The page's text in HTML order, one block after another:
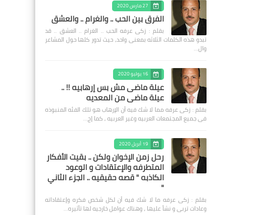
27 مارس 2020
الفرق بين الحب .. والغرام .. والعشق
بقلم : زكى عرفه الحب .. الغرام .. العشق .. قد
تبدو هذه الكلمات الثلاثه بمعنى واحد، حيث تدور كلها حول المشاعر
وال…
16 يوليو 2020
عيلة ماضى مش بس إرهابيه !! ..
عيلة ماضى من المعديه
بقلم : زكى عرفه مما لا شك فيه أن الإرهاب هو تلك الفئه المنبوذه
فى جميع المجتمعات العربيه وغير العربيه ، كما إج…
19 أبريل 2020
رحل زمن الإخوان ولكن .. بقيت الأفكار
المتطرفه والإعتقادات و الوعود
الكاذبه " قصه حقيقيه .. الجزء الثاني
"
بقلم : زكى عرفه ‎ما لا شك فيه أن لكل شخص فكره وإعتقاداته
وعادات تربى و نشأ عليها ، وهناك عوامل خارجيه لها تأثيره…